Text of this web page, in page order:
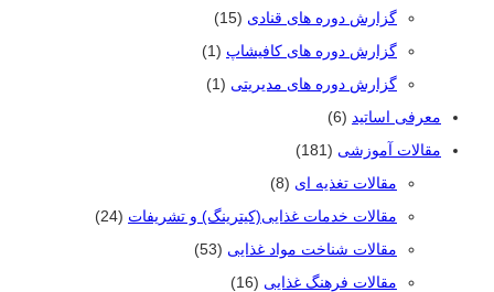
گزارش دوره های قنادی (15)
گزارش دوره های کافیشاپ (1)
گزارش دوره های مدیریتی (1)
معرفی اساتید (6)
مقالات آموزشی (181)
مقالات تغذیه ای (8)
مقالات خدمات غذایی(کیترینگ) و تشریفات (24)
مقالات شناخت مواد غذایی (53)
مقالات فرهنگ غذایی (16)